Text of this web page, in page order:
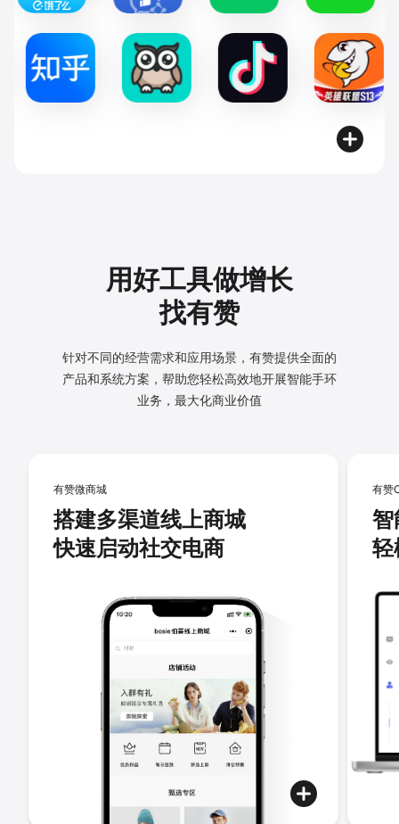
用好工具做增长
找有赞
针对不同的经营需求和应用场景，有赞提供全面的
产品和系统方案， 帮助您轻松高效地开展智能手环
业务，最大化商业价值
有赞微商城
搭建多渠道线上商城
快速启动社交电商
有赞
智
轻